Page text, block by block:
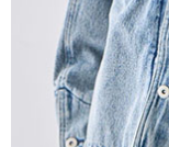
【注意事項】
１．透過由恩沛科技股
易，需依本服務之必要
權轉讓予恩沛科技股份
２．關於個人資料處理
https://aftee.tw/terms/
３．未成年的使用者請
7-11取貨付款
每筆NT$60，滿
7-11純取貨
每筆NT$60，滿